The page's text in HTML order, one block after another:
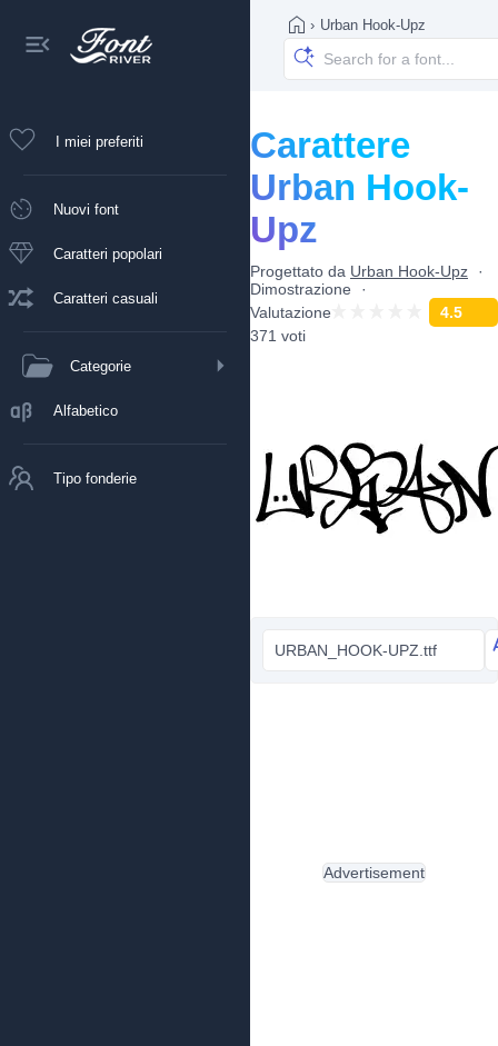
I miei preferiti
Nuovi font
Caratteri popolari
Caratteri casuali
Categorie
Alfabetico
Tipo fonderie
› Urban Hook-Upz
Carattere
Urban Hook-
Upz
Progettato da Urban Hook-Upz
Dimostrazione
Valutazione
4.5
371 voti
URBAN_HOOK-UPZ.ttf
Advertisement